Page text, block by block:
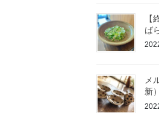
【
ば
メ
新）